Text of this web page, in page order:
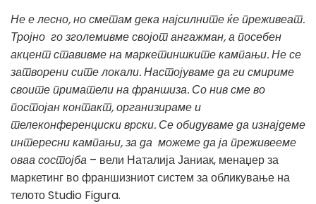
Не е лесно, но сметам дека најсилните ќе преживеат.
Тројно го зголемивме својот ангажман, а посебен
акцент ставивме на маркетиншките кампањи. Не се
затворени сите локали. Настојуваме да ги смириме
своите приматели на франшиза. Со нив сме во
постојан контакт, организираме и
телеконференциски врски. Се обидуваме да изнајдеме
интересни кампањи, за да можеме да ја преживееме
оваа состојба – вели Наталија Јаниак, менаџер за
маркетинг во франшизниот систем за обликување на
телото Studio Figura.